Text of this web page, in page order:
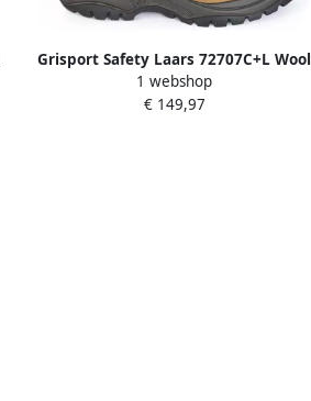
Grisport Safety Laars 72707C+L Wool
S3 + KN Cognac 00.049.001.41
1 webshop
€ 149,97